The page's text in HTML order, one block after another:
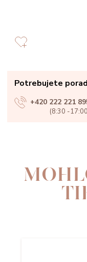
Potrebujete
+420 222 221
(8:30 -